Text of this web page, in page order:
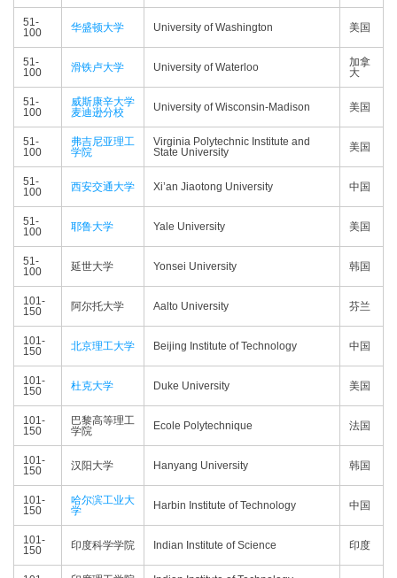
51-
100
华盛顿大学 University of Washington 美国
51-
100
滑铁卢大学 University of Waterloo
加拿
大
51-
100
威斯康辛大学
麦迪逊分校
University of Wisconsin-Madison 美国
51-
100
弗吉尼亚理工
学院
Virginia Polytechnic Institute and
State University
美国
51-
100
西安交通大学 Xi’an Jiaotong University 中国
51-
100
耶鲁大学 Yale University 美国
51-
100
延世大学 Yonsei University 韩国
101-
150
阿尔托大学 Aalto University 芬兰
101-
150
北京理工大学 Beijing Institute of Technology 中国
101-
150
杜克大学 Duke University 美国
101-
150
巴黎高等理工
学院
Ecole Polytechnique 法国
101-
150
汉阳大学 Hanyang University 韩国
101-
150
哈尔滨工业大
学
Harbin Institute of Technology 中国
101-
150
印度科学学院 Indian Institute of Science 印度